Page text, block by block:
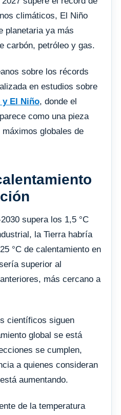
climáticos, El Niño
planetaria ya más
carbón, petróleo y gas.
sobre los récords
en estudios sobre
y El Niño, donde el
como una pieza
globales de
supera los 1,5 °C
la Tierra habría
°C de calentamiento en
superior al
más cercano a
científicos siguen
global se está
se cumplen,
a quienes consideran
aumentando.
de la temperatura